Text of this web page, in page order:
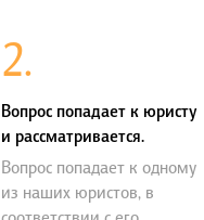
2.
Вопрос попадает к юристу
и рассматривается.
Вопрос попадает к одному
из наших юристов, в